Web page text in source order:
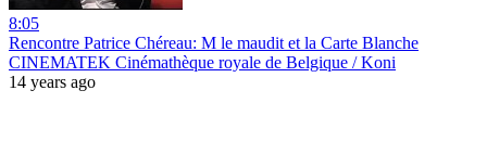
8:05
Rencontre Patrice Chéreau: M le maudit et la Carte Blanche
CINEMATEK Cinémathèque royale de Belgique / Koni
14 years ago